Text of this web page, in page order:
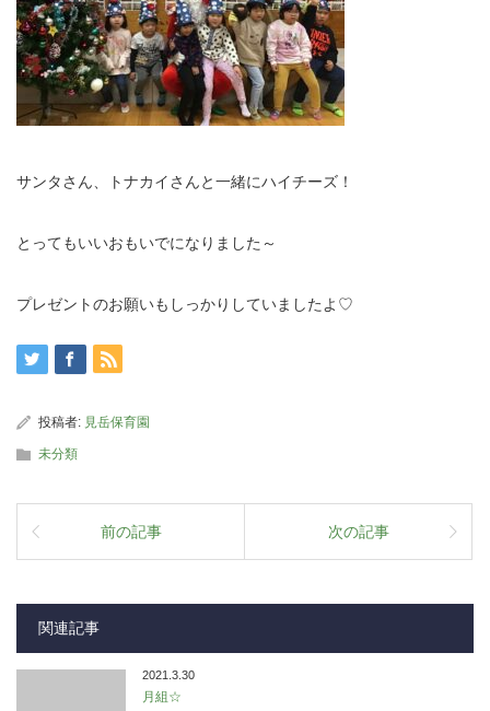
サンタさん、トナカイさんと一緒にハイチーズ！
とってもいいおもいでになりました～
プレゼントのお願いもしっかりしていましたよ♡
投稿者: 見岳保育園
未分類
前の記事 次の記事
関連記事
2021.3.30
月組☆